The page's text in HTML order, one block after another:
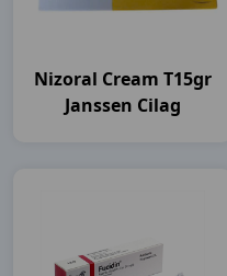
Nizoral Cream T15gr
Janssen Cilag